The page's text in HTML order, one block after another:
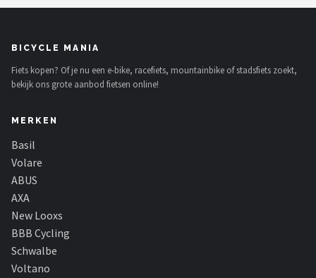
BICYCLE MANIA
Fiets kopen? Of je nu een e-bike, racefiets, mountainbike of stadsfiets zoekt,
bekijk ons grote aanbod fietsen online!
MERKEN
Basil
Volare
ABUS
AXA
New Looxs
BBB Cycling
Schwalbe
Voltano